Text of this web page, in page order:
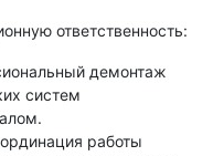
ответственность:
демонтаж
систем
работы